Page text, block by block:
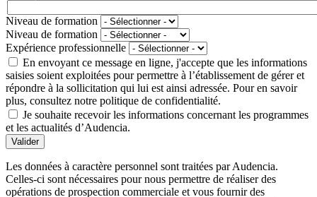
Niveau de formation
Niveau de formation
Expérience professionnelle
En envoyant ce message en ligne, j'accepte que les informations
saisies soient exploitées pour permettre à l’établissement de gérer et
répondre à la sollicitation qui lui est ainsi adressée. Pour en savoir
plus, consultez notre politique de confidentialité.
Je souhaite recevoir les informations concernant les programmes
et les actualités d’Audencia.
Valider
Les données à caractère personnel sont traitées par Audencia.
Celles-ci sont nécessaires pour nous permettre de réaliser des
opérations de prospection commerciale et vous fournir des